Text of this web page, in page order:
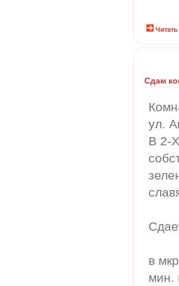
Сдам
ул.
В 2-
в
мин.